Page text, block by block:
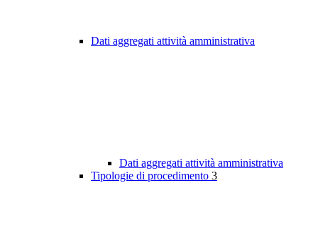
Dati aggregati attività amministrativa
Dati aggregati attività amministrativa
Tipologie di procedimento 3